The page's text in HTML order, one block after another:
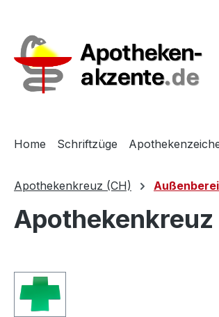
Home Schriftzüge
Apothekenkreuz (CH)
Bildergalerie überspringen